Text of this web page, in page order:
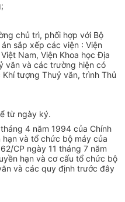
chủ trì, phối hợp với Bộ
sắp xếp các viện : Viện
Nam, Viện Khoa học Địa
văn và các trường hiện có
tượng Thuỷ văn, trình Thủ
từ ngày ký.
4 năm 1994 của Chính
và tổ chức bộ máy của
CP ngày 11 tháng 7 năm
hạn và cơ cấu tổ chức bộ
và các quy định trước đây